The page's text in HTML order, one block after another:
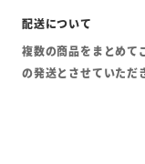
複数の商品をまとめて
の発送とさせていただ